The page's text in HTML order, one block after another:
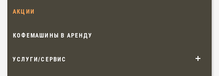
АКЦИИ
КОФЕМАШИНЫ В АРЕНДУ
УСЛУГИ/СЕРВИС